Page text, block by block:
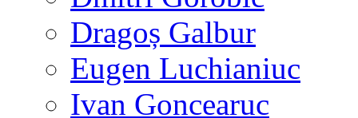
Dragoș Galbur
Eugen Luchianiuc
Ivan Goncearuc